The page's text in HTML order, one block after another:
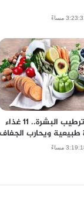
أطعمة تزيد ترطيب البشرة.. 11 غذاء
طبيعية ويحارب الجفاف